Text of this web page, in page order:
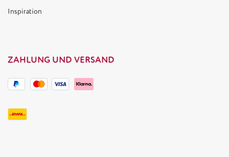
Inspiration
ZAHLUNG UND VERSAND